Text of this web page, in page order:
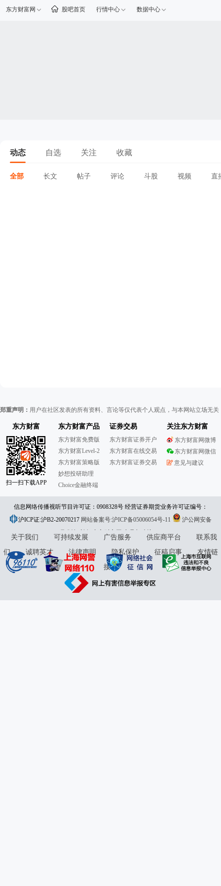
东方财富网 股吧首页 行情中心 数据中心
动态 自选 关注 收藏
全部 长文 帖子 评论 斗股 视频 直
郑重声明： 用户在社区发表的所有资料、言论等仅代表个人观点，与本网站立场无
东方财富
扫一扫下载APP
东方财富产品
东方财富免费版
东方财富Level-2
东方财富策略版
妙想投研助理
Choice金融终端
证券交易
东方财富证券开户
东方财富在线交易
东方财富证券交易
关注东方财富
东方财富网微博
东方财富网微信
意见与建议
信息网络传播视听节目许可证：0908328号 经营证券期货业务许可证编号：
913101046312860336 违法和不良信息举报:021-61278686 举报邮箱：
jubao@eastmoney.com
沪ICP证:沪B2-20070217 网站备案号:沪ICP备05006054号-11
沪公网安备
31010402000120号版权所有:东方财富网意见与建议:4000300059/952500
关于我们 可持续发展 广告服务 供应商平台
联系我
们
诚聘英才 法律声明 隐私保护 征稿启事
友情链
接